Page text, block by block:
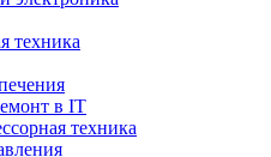
техника
в IT
техника